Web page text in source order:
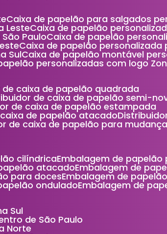
Caixa de papelão para salgados
Leste Caixa de papelão
Paulo Caixa de papelão
Caixa de papelão
Sul Caixa de papelão montável
papelão personalizadas com logo
de caixa de papelão quadrada
de caixa de papelão semi-
de caixa de papelão estampada
caixa de papelão atacado
de caixa de papelão para mudança
cilíndrica Embalagem de
atacado Embalagem de
para doces Embalagem de
ondulado Embalagem de
Sul
de São Paulo
Norte